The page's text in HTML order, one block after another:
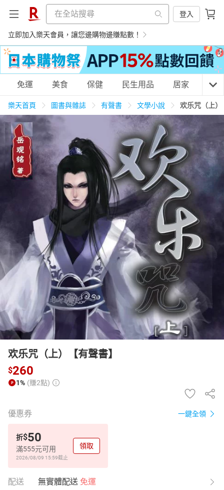
登入
立即加入樂天會員，讓您邊購物邊賺點數！
購物網分類
天天免運 養生保健 民生用品
居家生活 3C家電 運動休閒 親子玩具
女裝 化妝保養 情趣用品
日本購物 電子/紙本書
HOT
免運 美食 保健 民生用品 居家 3C
樂天首頁 圖書與雜誌 有聲書 文學小說 欢乐咒（上）
欢乐咒（上）【有聲書】
$260
1% (賺2點)
優惠券 一鍵全領
折$50
滿555元可用
2026/08/09 15:59截止
領取
配送 無實體配送 免運